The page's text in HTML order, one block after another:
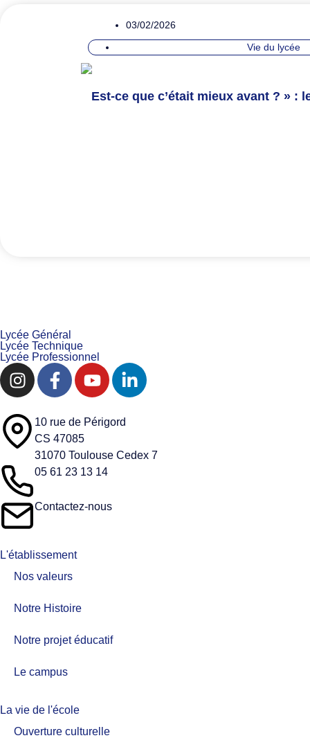
03/02/2026
Vie du lycée
Est-ce que c’était mieux avant ? » :
Lycée Général
Lycée Technique
Lycée Professionnel
10 rue de Périgord
CS 47085
31070 Toulouse Cedex 7
05 61 23 13 14
Contactez-nous
L'établissement
Nos valeurs​
Notre Histoire
Notre projet éducatif
Le campus
La vie de l'école
Ouverture culturelle